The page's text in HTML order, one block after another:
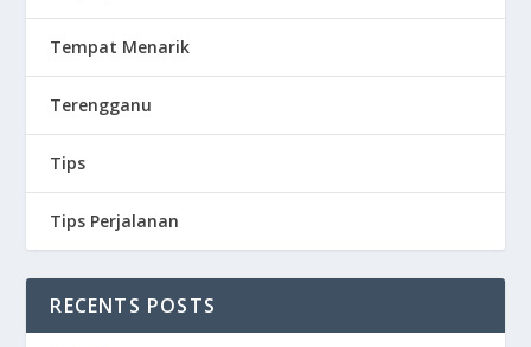
Tempat Menarik
Terengganu
Tips
Tips Perjalanan
RECENTS POSTS